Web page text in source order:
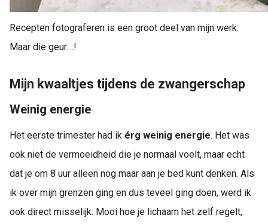
Recepten fotograferen is een groot deel van mijn werk.
Maar die geur....!
Mijn kwaaltjes tijdens de zwangerschap
Weinig energie
Het eerste trimester had ik érg weinig energie. Het was
ook niet de vermoeidheid die je normaal voelt, maar echt
dat je om 8 uur alleen nog maar aan je bed kunt denken. Als
ik over mijn grenzen ging en dus teveel ging doen, werd ik
ook direct misselijk. Mooi hoe je lichaam het zelf regelt,